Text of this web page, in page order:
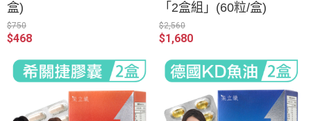
盒)
$750
$468
「2盒組」(60粒/盒)
$2,560
$1,680